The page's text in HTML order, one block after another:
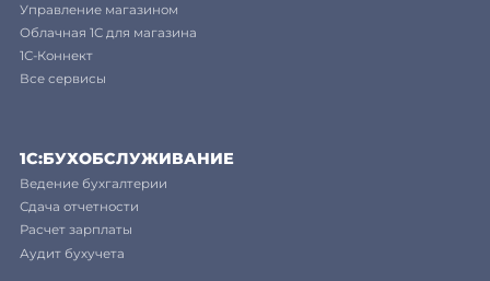
Управление магазином
Облачная 1С для магазина
1С-Коннект
Все сервисы
1C:БУХОБСЛУЖИВАНИЕ
Ведение бухгалтерии
Сдача отчетности
Расчет зарплаты
Аудит бухучета